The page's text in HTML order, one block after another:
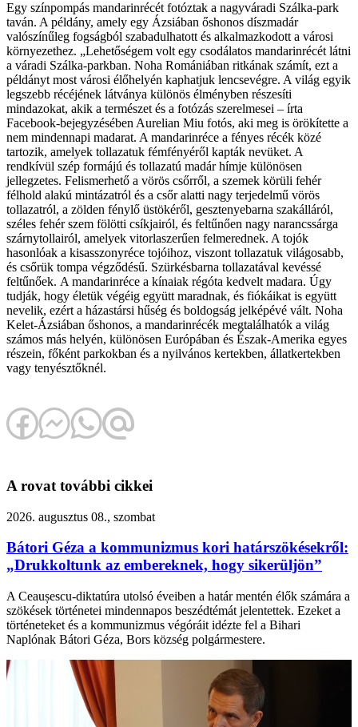
Egy színpompás mandarinrécét fotóztak a nagyváradi Szálka-park
taván. A példány, amely egy Ázsiában őshonos díszmadár
valószínűleg fogságból szabadulhatott és alkalmazkodott a városi
környezethez. „Lehetőségem volt egy csodálatos mandarinrécét látni
a váradi Szálka-parkban. Noha Romániában ritkának számít, ezt a
példányt most városi élőhelyén kaphatjuk lencsevégre. A világ egyik
legszebb récéjének látványa különös élményben részesíti
mindazokat, akik a természet és a fotózás szerelmesei – írta
Facebook-bejegyzésében Aurelian Miu fotós, aki meg is örökítette a
nem mindennapi madarat. A mandarinréce a fényes récék közé
tartozik, amelyek tollazatuk fémfényéről kapták nevüket. A
rendkívül szép formájú és tollazatú madár hímje különösen
jellegzetes. Felismerhető a vörös csőrről, a szemek körüli fehér
félhold alakú mintázatról és a csőr alatti nagy terjedelmű vörös
tollazatról, a zölden fénylő üstökéről, gesztenyebarna szakálláról,
széles fehér szem fölötti csíkjairól, és feltűnően nagy narancssárga
szárnytollairól, amelyek vitorlaszerűen felmerednek. A tojók
hasonlóak a kisasszonyréce tojóihoz, viszont tollazatuk világosabb,
és csőrük tompa végződésű. Szürkésbarna tollazatával kevéssé
feltűnőek. A mandarinréce a kínaiak régóta kedvelt madara. Úgy
tudják, hogy életük végéig együtt maradnak, és fiókáikat is együtt
nevelik, ezért a házastársi hűség és boldogság jelképévé vált. Noha
Kelet-Ázsiában őshonos, a mandarinrécék megtalálhatók a világ
számos más helyén, különösen Európában és Észak-Amerika egyes
részein, főként parkokban és a nyilvános kertekben, állatkertekben
vagy tenyésztőknél.
A rovat további cikkei
2026. augusztus 08., szombat
Bátori Géza a kommunizmus kori határszökésekről:
„Drukkoltunk az embereknek, hogy sikerüljön”
A Ceaușescu-diktatúra utolsó éveiben a határ mentén élők számára a
szökések történetei mindennapos beszédtémát jelentettek. Ezeket a
történeteket és a kommunizmus végóráit idézte fel a Bihari
Naplónak Bátori Géza, Bors község polgármestere.